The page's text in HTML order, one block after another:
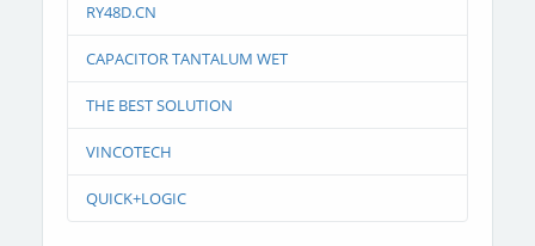
RY48D.CN
CAPACITOR TANTALUM WET
THE BEST SOLUTION
VINCOTECH
QUICK+LOGIC